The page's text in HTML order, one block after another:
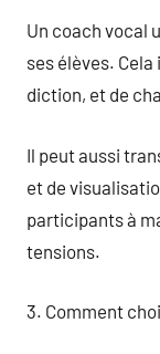
Un coach vocal
ses élèves.
diction, et de
Il peut aussi
et de
participants à
tensions.
3. Comment